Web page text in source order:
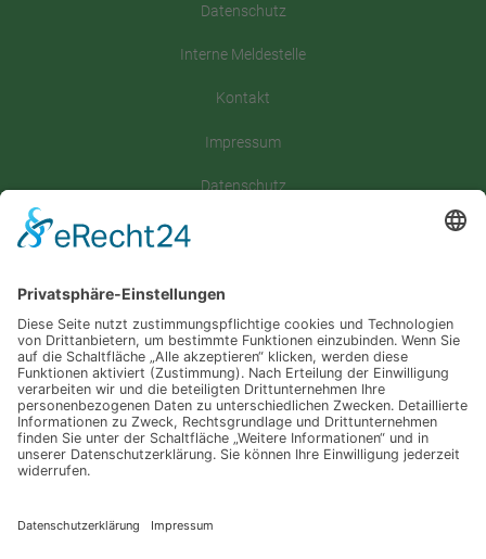
Datenschutz
Interne Meldestelle
Kontakt
Impressum
Datenschutz
Sitemap
Spenden